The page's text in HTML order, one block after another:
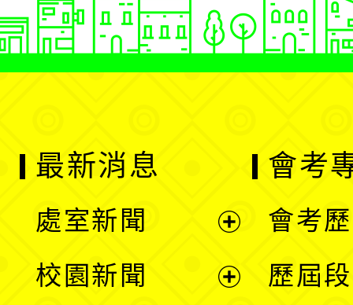
最新消息
處室新聞
校園新聞
會考
會考
歷屆